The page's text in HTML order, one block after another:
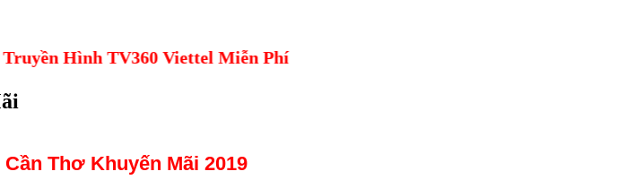
Hình TV360 Viettel Miễn Phí
Thơ Khuyến Mãi 2019